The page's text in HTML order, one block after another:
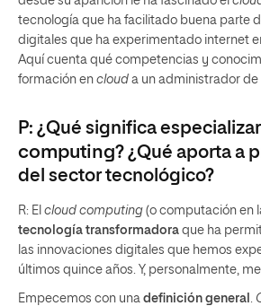
tecnología que ha facilitado buena parte
digitales que ha experimentado internet
Aquí cuenta qué competencias y
formación en cloud a un administrador de
P: ¿Qué significa
computing? ¿Qué aporta a
del sector tecnológico?
R: El cloud computing (o computación en
tecnología transformadora que ha
las innovaciones digitales que hemos
últimos quince años. Y, personalmente, me
Empecemos con una definición general